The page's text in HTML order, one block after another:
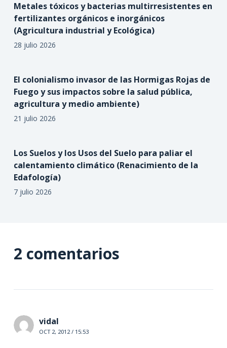
Metales tóxicos y bacterias multirresistentes en
fertilizantes orgánicos e inorgánicos
(Agricultura industrial y Ecológica)
28 julio 2026
El colonialismo invasor de las Hormigas Rojas de
Fuego y sus impactos sobre la salud pública,
agricultura y medio ambiente)
21 julio 2026
Los Suelos y los Usos del Suelo para paliar el
calentamiento climático (Renacimiento de la
Edafología)
7 julio 2026
2 comentarios
vidal
OCT 2, 2012 / 15:53